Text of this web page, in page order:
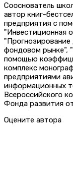
Сооснователь
автор книг-
предприятия с
"Инвестиционная
фондовом рынке",
помощью
комплекс
предприятиями
информационных
Всероссийского
Фонда развития
Оцените автора